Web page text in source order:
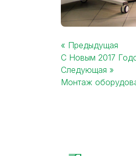
Post
« Предыдущая
С Новым 2017
Следующая »
Монтаж